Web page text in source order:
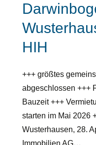
HIH
+++ größtes
abgeschlossen +++
Bauzeit +++
starten im Mai 2026
Wusterhausen, 28.
Immobilien AG…